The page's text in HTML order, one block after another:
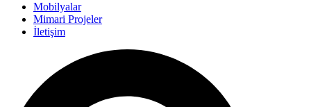
Mobilyalar
Mimari Projeler
İletişim